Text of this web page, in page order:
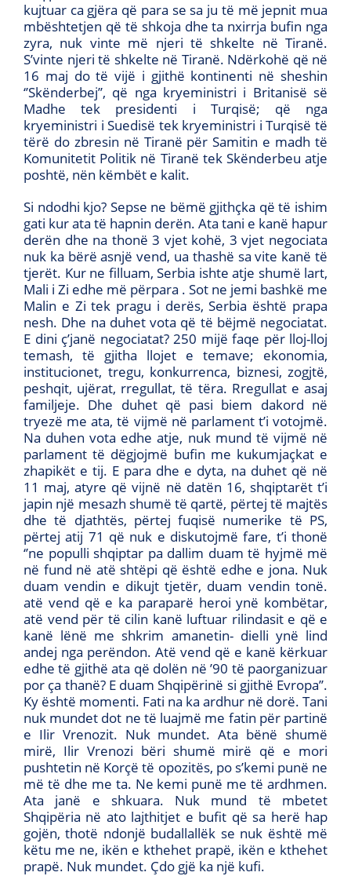
kujtuar ca gjëra që para se sa ju të më jepnit mua
mbështetjen që të shkoja dhe ta nxirrja bufin nga
zyra, nuk vinte më njeri të shkelte në Tiranë.
S’vinte njeri të shkelte në Tiranë. Ndërkohë që në
16 maj do të vijë i gjithë kontinenti në sheshin
‘’Skënderbej’’, që nga kryeministri i Britanisë së
Madhe tek presidenti i Turqisë; që nga
kryeministri i Suedisë tek kryeministri i Turqisë të
tërë do zbresin në Tiranë për Samitin e madh të
Komunitetit Politik në Tiranë tek Skënderbeu atje
poshtë, nën këmbët e kalit.
Si ndodhi kjo? Sepse ne bëmë gjithçka që të ishim
gati kur ata të hapnin derën. Ata tani e kanë hapur
derën dhe na thonë 3 vjet kohë, 3 vjet negociata
nuk ka bërë asnjë vend, ua thashë sa vite kanë të
tjerët. Kur ne filluam, Serbia ishte atje shumë lart,
Mali i Zi edhe më përpara . Sot ne jemi bashkë me
Malin e Zi tek pragu i derës, Serbia është prapa
nesh. Dhe na duhet vota që të bëjmë negociatat.
E dini ç’janë negociatat? 250 mijë faqe për lloj-lloj
temash, të gjitha llojet e temave; ekonomia,
institucionet, tregu, konkurrenca, biznesi, zogjtë,
peshqit, ujërat, rregullat, të tëra. Rregullat e asaj
familjeje. Dhe duhet që pasi biem dakord në
tryezë me ata, të vijmë në parlament t’i votojmë.
Na duhen vota edhe atje, nuk mund të vijmë në
parlament të dëgjojmë bufin me kukumjaçkat e
zhapikët e tij. E para dhe e dyta, na duhet që në
11 maj, atyre që vijnë në datën 16, shqiptarët t’i
japin një mesazh shumë të qartë, përtej të majtës
dhe të djathtës, përtej fuqisë numerike të PS,
përtej atij 71 që nuk e diskutojmë fare, t’i thonë
‘’ne populli shqiptar pa dallim duam të hyjmë më
në fund në atë shtëpi që është edhe e jona. Nuk
duam vendin e dikujt tjetër, duam vendin tonë.
atë vend që e ka paraparë heroi ynë kombëtar,
atë vend për të cilin kanë luftuar rilindasit e që e
kanë lënë me shkrim amanetin- dielli ynë lind
andej nga perëndon. Atë vend që e kanë kërkuar
edhe të gjithë ata që dolën në ’90 të paorganizuar
por ça thanë? E duam Shqipërinë si gjithë Evropa’’.
Ky është momenti. Fati na ka ardhur në dorë. Tani
nuk mundet dot ne të luajmë me fatin për partinë
e Ilir Vrenozit. Nuk mundet. Ata bënë shumë
mirë, Ilir Vrenozi bëri shumë mirë që e mori
pushtetin në Korçë të opozitës, po s’kemi punë ne
më të dhe me ta. Ne kemi punë me të ardhmen.
Ata janë e shkuara. Nuk mund të mbetet
Shqipëria në ato lajthitjet e bufit që sa herë hap
gojën, thotë ndonjë budallallëk se nuk është më
këtu me ne, ikën e kthehet prapë, ikën e kthehet
prapë. Nuk mundet. Çdo gjë ka një kufi.